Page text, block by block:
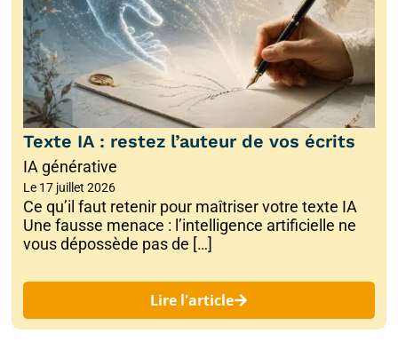
Texte IA : restez l’auteur de vos écrits
IA générative
Le 17 juillet 2026
Ce qu’il faut retenir pour maîtriser votre texte IA
Une fausse menace : l’intelligence artificielle ne
vous dépossède pas de […]
Lire l'article